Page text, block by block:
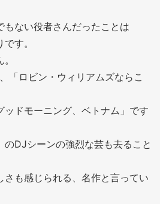
もない役者さんだったことは
す。
「ロビン・ウィリアムズならこ
ッドモーニング、ベトナム」です
のDJシーンの強烈な芸も去ること
さも感じられる、名作と言ってい